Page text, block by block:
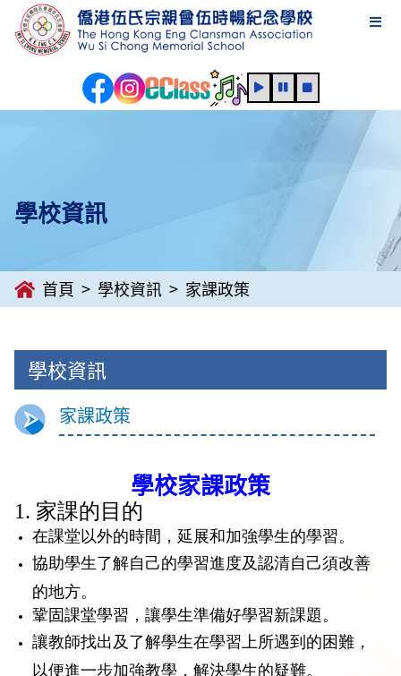
學校資訊
首頁 學校資訊 家課政策
學校資訊
家課政策
學校家課政策
1. 家課的目的
在課堂以外的時間，延展和加強學生的學習。
協助學生了解自己的學習進度及認清自己須改善
的地方。
鞏固課堂學習，讓學生準備好學習新課題。
讓教師找出及了解學生在學習上所遇到的困難，
以便進一步加強教學，解決學生的疑難。